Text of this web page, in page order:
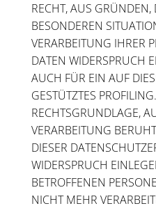
RECHT, AUS GRÜNDEN,
BESONDEREN
VERARBEITUNG IHRER
DATEN WIDERSPRUCH
AUCH FÜR EIN AUF
GESTÜTZTES
RECHTSGRUNDLAGE,
VERARBEITUNG
DIESER
WIDERSPRUCH
BETROFFENEN
NICHT MEHR